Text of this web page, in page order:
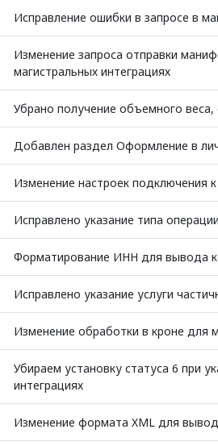
Исправление ошибки в запросе в
Изменение запроса отправки
магистральных интеграциях
Убрано получение объемного веса,
Добавлен раздел Оформление в
Изменение настроек подключения
Исправлено указание типа
Форматирование ИНН для вывода
Исправлено указание услуги
Изменение обработки в кроне для
Убираем установку статуса 6 при
интеграциях
Изменение формата XML для